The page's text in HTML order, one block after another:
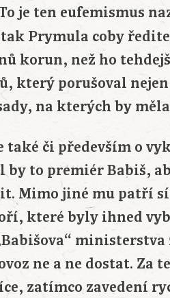
je ten eufemismus
Prymula coby
korun, než ho
který porušoval
na kterých by
také či především o
by to premiér Babiš,
Mimo jiné mu patří
které byly ihned
ne a ne dostat. Za
zatímco zavedení